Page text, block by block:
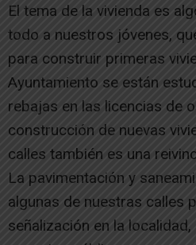
El tema de la vivienda es
todo a nuestros jóvenes,
para construir primeras
Ayuntamiento se están
rebajas en las licencias de
construcción de nuevas
calles también es una
La pavimentación y
algunas de nuestras calles
señalización en la